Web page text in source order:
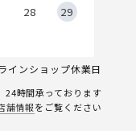
28
29
インショップ休業日
時間承っております
舗情報をご覧ください